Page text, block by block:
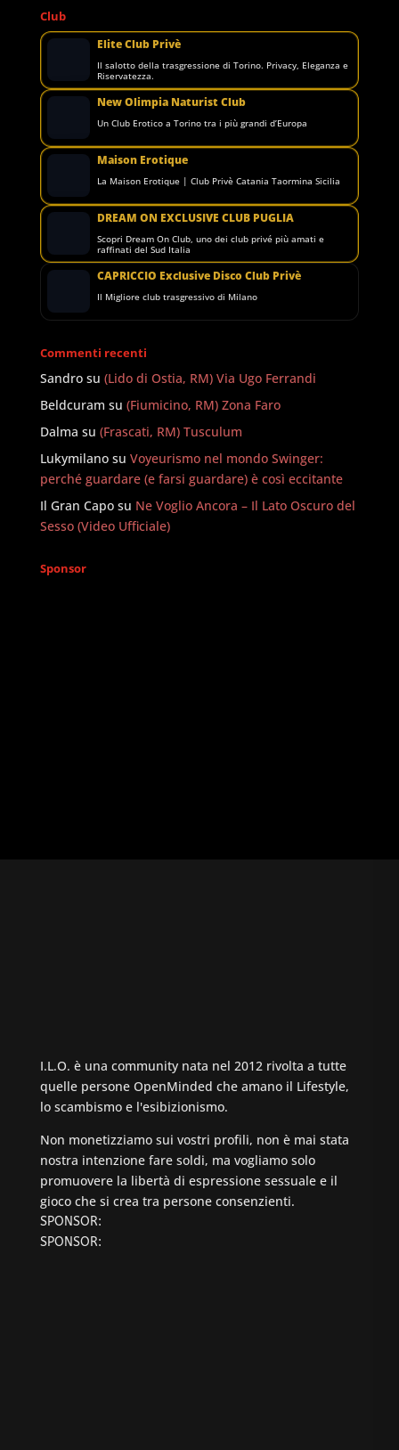
Club
Elite Club Privè
Il salotto della trasgressione di Torino. Privacy, Eleganza e
Riservatezza.
New Olimpia Naturist Club
Un Club Erotico a Torino tra i più grandi d’Europa
Maison Erotique
La Maison Erotique | Club Privè Catania Taormina Sicilia
DREAM ON EXCLUSIVE CLUB PUGLIA
Scopri Dream On Club, uno dei club privé più amati e
raffinati del Sud Italia
CAPRICCIO Exclusive Disco Club Privè
Il Migliore club trasgressivo di Milano
Commenti recenti
Sandrosu (Lido di Ostia, RM) Via Ugo Ferrandi
Beldcuram su (Fiumicino, RM) Zona Faro
Dalma su (Frascati, RM) Tusculum
Lukymilanosu Voyeurismo nel mondo Swinger:
perché guardare (e farsi guardare) è così eccitante
Il Gran Caposu Ne Voglio Ancora – Il Lato Oscuro del
Sesso (Video Ufficiale)
Sponsor
I.L.O. è una community nata nel 2012 rivolta a tutte
quelle persone OpenMinded che amano il Lifestyle,
lo scambismo e l'esibizionismo.
Non monetizziamo sui vostri profili, non è mai stata
nostra intenzione fare soldi, ma vogliamo solo
promuovere la libertà di espressione sessuale e il
gioco che si crea tra persone consenzienti.
SPONSOR:
SPONSOR: